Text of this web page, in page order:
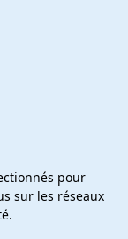
pour
sur les réseaux